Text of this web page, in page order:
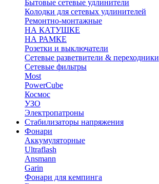
Бытовые сетевые удлинители
Колодки для сетевых удлинителей
Ремонтно-монтажные
НА КАТУШКЕ
НА РАМКЕ
Розетки и выключатели
Сетевые разветвители & переходники
Сетевые фильтры
Most
PowerCube
Космос
УЗО
Электропатроны
Стабилизаторы напряжения
Фонари
Аккумуляторные
Ultraflash
Ansmann
Garin
Фонари для кемпинга